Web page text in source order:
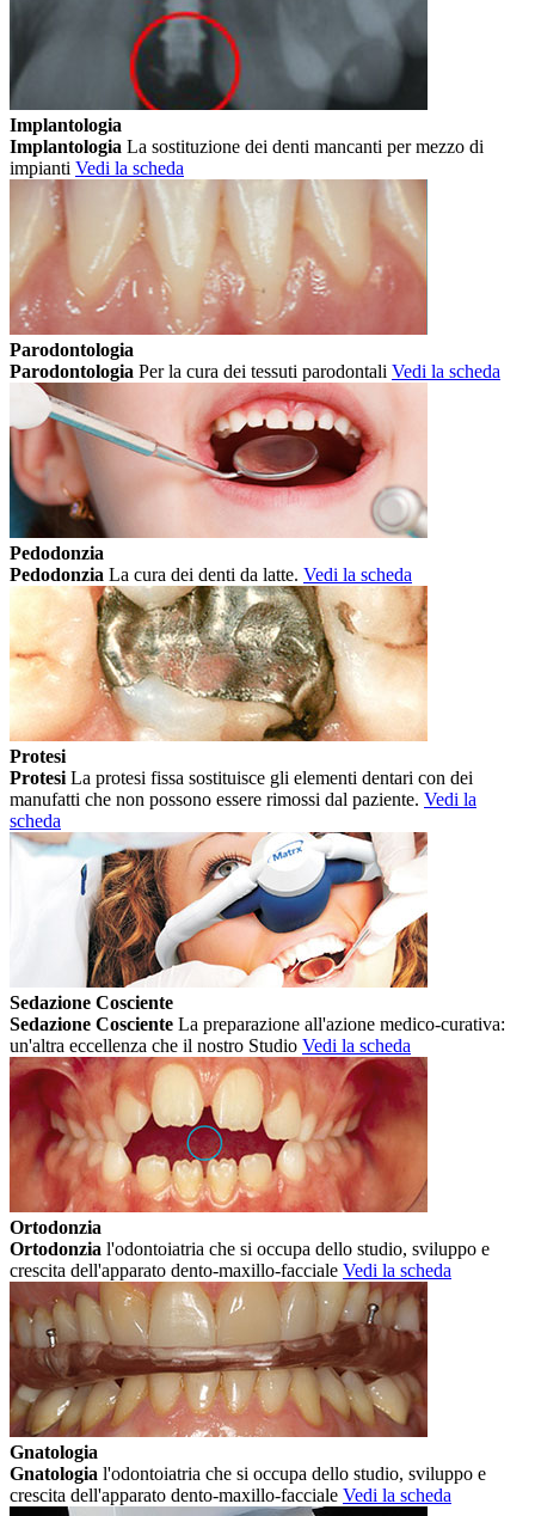
Implantologia
Implantologia La sostituzione dei denti mancanti per mezzo di
impianti Vedi la scheda
Parodontologia
Parodontologia Per la cura dei tessuti parodontali Vedi la scheda
Pedodonzia
Pedodonzia La cura dei denti da latte. Vedi la scheda
Protesi
Protesi La protesi fissa sostituisce gli elementi dentari con dei
manufatti che non possono essere rimossi dal paziente. Vedi la
scheda
Sedazione Cosciente
Sedazione Cosciente La preparazione all'azione medico-curativa:
un'altra eccellenza che il nostro Studio Vedi la scheda
Ortodonzia
Ortodonzia l'odontoiatria che si occupa dello studio, sviluppo e
crescita dell'apparato dento-maxillo-facciale Vedi la scheda
Gnatologia
Gnatologia l'odontoiatria che si occupa dello studio, sviluppo e
crescita dell'apparato dento-maxillo-facciale Vedi la scheda